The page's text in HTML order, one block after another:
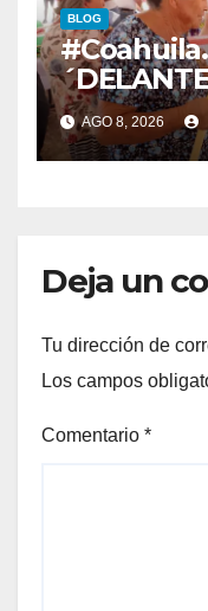
BLOG
CUIDADO
DE MÁS
AGO 8, 2026
Deja un
Tu dirección de
Los campos
Comentario *